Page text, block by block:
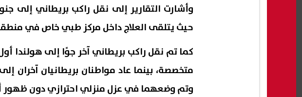
حيث يتلقى العلاج داخل مركز طبي خاص في
كما تم نقل راكب بريطاني آخر جوًا إلى هولندا
متخصصة، بينما عاد مواطنان بريطانيان آخران
وتم وضعهما في عزل منزلي احترازي دون ظهور
موعد أول ظهور لمحمد صلاح مع
طرابزون سبور.. والجماهير تستعد
لحفل التقديم
النائب محمد فؤاد: أصبحت
أكبر مصدر للنزيف الدولاري